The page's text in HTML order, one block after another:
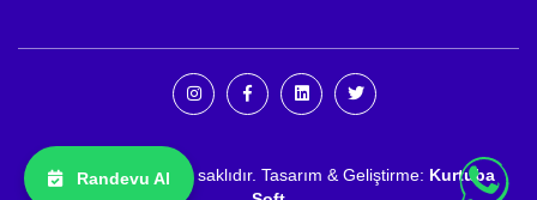
© 2025 Tüm hakları saklıdır. Tasarım & Geliştirme: Kurtuba
Randevu Al